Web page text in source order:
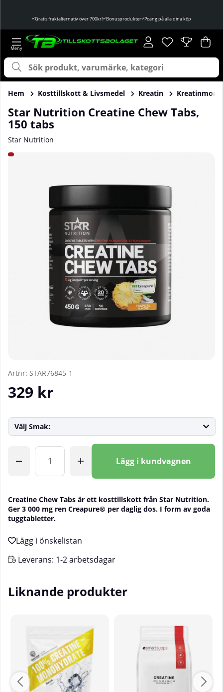
Gratis fraktalternativ över 700kr! Bonusprodukter Poäng på alla dina köp
Önskelista
Antal i
. .
Hem Kosttillskott & Livsmedel Kreatin
Star Nutrition Creatine Chew Tabs,
150 tabs
Star Nutrition
Produktbilder Star Nutrition Creatine Chew Tabs, 150 tabs
Artnr: STAR76845-1
329 kr
Välj Smak:
Lägg i kundvagnen
Creatine Chew Tabs är ett kosttillskott från Star Nutrition.
Ger 3 000 mg ren Creapure® per daglig dos. I form av goda
tuggtabletter.
Leverans: 1-2 arbetsdagar
Liknande produkter